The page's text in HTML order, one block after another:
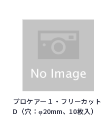
プロケアー１・フリーカット
D（穴：φ20mm、10枚入）